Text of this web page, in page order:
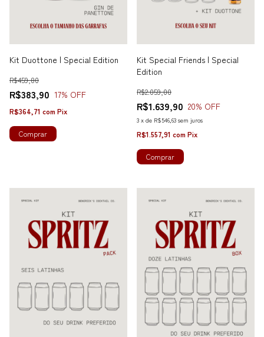
Kit Duottone | Special Edition
R$383,90
R$459,80
17% OFF
R$364,71 com Pix
Comprar
Kit Special Friends | Special
Edition
R$1.639,90
R$2.059,00
20% OFF
3 x de R$546,63 sem juros
R$1.557,91 com Pix
Comprar